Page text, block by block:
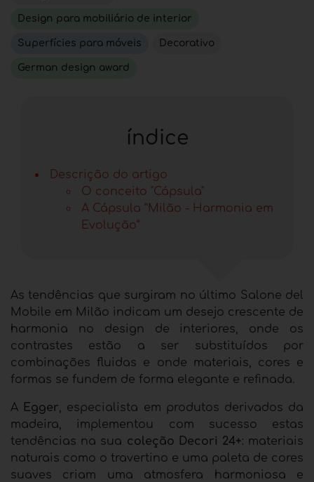
Design para mobiliário de interior
Superfícies para móveis Decorativo
German design award
índice
Descrição do artigo
O conceito "Cápsula"
A Cápsula “Milão - Harmonia em
Evolução”
As tendências que surgiram no último Salone del
Mobile em Milão indicam um desejo crescente de
harmonia no design de interiores, onde os
contrastes estão a ser substituídos por
combinações fluidas e onde materiais, cores e
formas se fundem de forma elegante e refinada.
A Egger, especialista em produtos derivados da
madeira, implementou com sucesso estas
tendências na sua coleção Decori 24+: materiais
naturais como o travertino e uma paleta de cores
suaves criam uma atmosfera harmoniosa e